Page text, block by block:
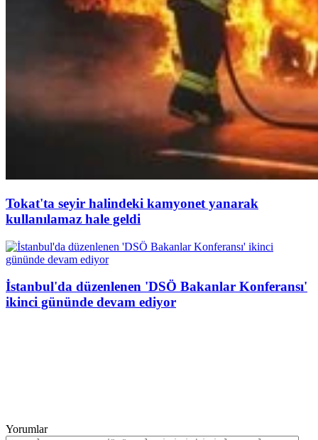
Tokat'ta seyir halindeki kamyonet yanarak
kullanılamaz hale geldi
İstanbul'da düzenlenen 'DSÖ Bakanlar Konferansı'
ikinci gününde devam ediyor
Yorumlar